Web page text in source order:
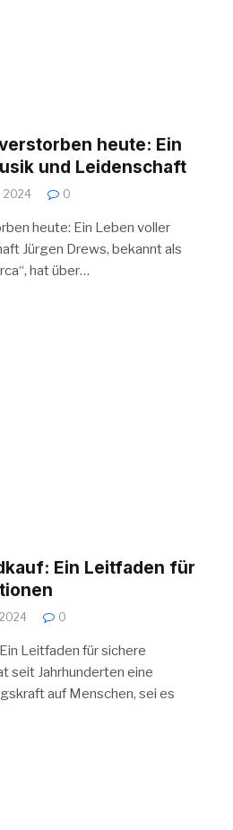
heute: Ein
und Leidenschaft
2024 0
heute: Ein Leben voller
Jürgen Drews, bekannt als
hat über…
Ein Leitfaden für
0
Leitfaden für sichere
seit Jahrhunderten eine
auf Menschen, sei es